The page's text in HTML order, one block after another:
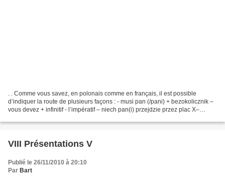
. . Comme vous savez, en polonais comme en français, il est possible
d’indiquer la route de plusieurs façons : - musi pan (/pani) + bezokolicznik –
vous devez + infinitif - l’impératif – niech pan(i) przejdzie przez plac X–
VIII Présentations V
Publié le 26/11/2010 à 20:10
Par Bart